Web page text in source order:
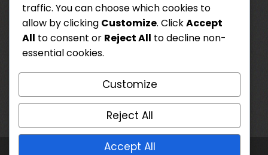
Rollstuhl-Basketball: Herausforderungen bei
der Schiedsrichterei, Spielmanagement,
Situationsbewusstsein
Rollstuhl-Basketball: Verstöße, Technische
Fouls, Unsportliches Verhalten
traffic. You can choose which cookies to
allow by clicking Customize. ClickAccept
All to consent or Reject All to decline non-
essential cookies.
Customize
Reject All
Accept All